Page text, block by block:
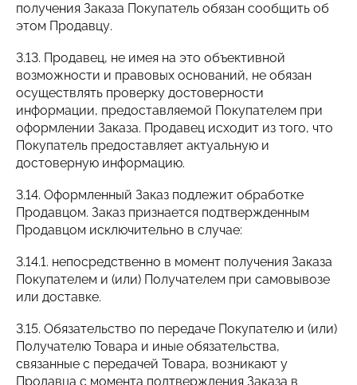
получения Заказа Покупатель обязан сообщить об
этом Продавцу.
3.13. Продавец, не имея на это объективной
возможности и правовых оснований, не обязан
осуществлять проверку достоверности
информации, предоставляемой Покупателем при
оформлении Заказа. Продавец исходит из того, что
Покупатель предоставляет актуальную и
достоверную информацию.
3.14. Оформленный Заказ подлежит обработке
Продавцом. Заказ признается подтвержденным
Продавцом исключительно в случае:
3.14.1. непосредственно в момент получения Заказа
Покупателем и (или) Получателем при самовывозе
или доставке.
3.15. Обязательство по передаче Покупателю и (или)
Получателю Товара и иные обязательства,
связанные с передачей Товара, возникают у
Продавца с момента подтверждения Заказа в